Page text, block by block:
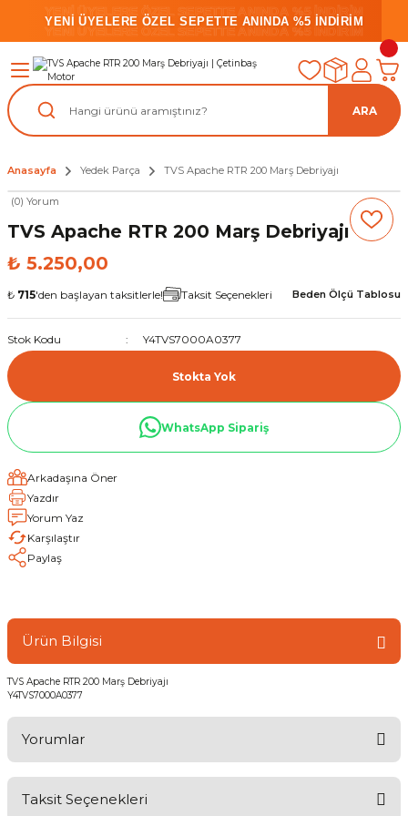
YENİ ÜYELERE ÖZEL SEPETTE ANINDA %5 İNDİRİM
YENİ ÜYELERE ÖZEL SEPETTE ANINDA %5 İNDİRİM
YENİ ÜYELERE ÖZEL SEPETTE ANINDA %5 İNDİRİM
ARA
Anasayfa Yedek Parça TVS Apache RTR 200 Marş Debriyajı
(0) Yorum
TVS Apache RTR 200 Marş Debriyajı
₺ 5.250,00
₺ 715'den başlayan taksitlerle! Taksit Seçenekleri Beden Ölçü Tablosu
Stok Kodu Y4TVS7000A0377
Stokta Yok
WhatsApp Sipariş
Arkadaşına Öner
Yazdır
Yorum Yaz
Karşılaştır
Paylaş
Ürün Bilgisi
TVS Apache RTR 200 Marş Debriyajı
Y4TVS7000A0377
Yorumlar
Taksit Seçenekleri